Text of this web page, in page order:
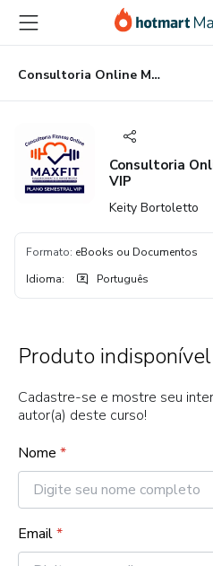
para
conteúdo
principal
para
pagamento
para
rodapé
Consultoria Online MaxFit – Semestral VIP
Consultoria
VIP
Keity Bortoletto
Formato: eBooks ou Documentos
Idioma: Português
Produto indisponível
Cadastre-se e mostre seu
autor(a) deste curso!
Nome *
Email*